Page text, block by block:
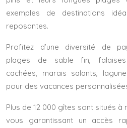
exemples de destinations
reposantes.
Profitez d’une diversité de
plages de sable fin, falaises
cachées, marais salants,
pour des vacances
Plus de 12 000 gîtes sont situés à
vous garantissant un accès